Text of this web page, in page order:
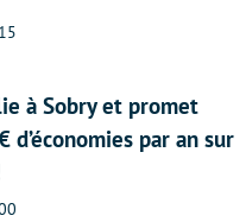
à Sobry et promet
d’économies par an sur